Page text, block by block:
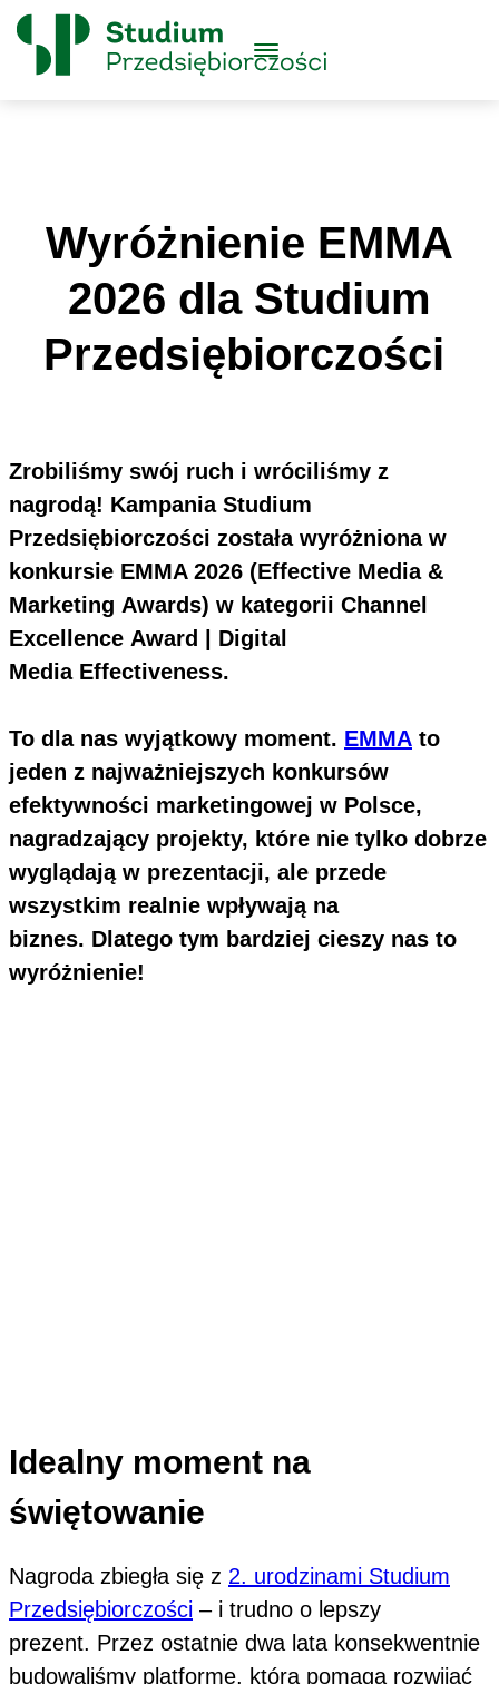
Skip to content
Główne
Logo
Menu
Wyróżnienie EMMA
2026 dla Studium
Przedsiębiorczości
Zrobiliśmy swój ruch i wróciliśmy z
nagrodą! Kampania Studium
Przedsiębiorczości została wyróżniona w
konkursie EMMA 2026 (Effective Media &
Marketing Awards) w kategorii Channel
Excellence Award | Digital
Media Effectiveness.
To dla nas wyjątkowy moment. EMMA to
jeden z najważniejszych konkursów
efektywności marketingowej w Polsce,
nagradzający projekty, które nie tylko dobrze
wyglądają w prezentacji, ale przede
wszystkim realnie wpływają na
biznes. Dlatego tym bardziej cieszy nas to
wyróżnienie!
Idealny moment na
świętowanie
Nagroda zbiegła się z 2. urodzinami Studium
Przedsiębiorczości – i trudno o lepszy
prezent. Przez ostatnie dwa lata konsekwentnie
budowaliśmy platformę, która pomaga rozwijać